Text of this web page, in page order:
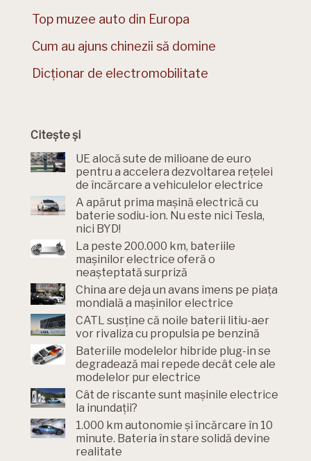
Top muzee auto din Europa
Cum au ajuns chinezii să domine
Dicționar de electromobilitate
Citește și
UE alocă sute de milioane de euro
pentru a accelera dezvoltarea rețelei
de încărcare a vehiculelor electrice
A apărut prima mașină electrică cu
baterie sodiu-ion. Nu este nici Tesla,
nici BYD!
La peste 200.000 km, bateriile
mașinilor electrice oferă o
neașteptată surpriză
China are deja un avans imens pe piața
mondială a mașinilor electrice
CATL susține că noile baterii litiu-aer
vor rivaliza cu propulsia pe benzină
Bateriile modelelor hibride plug-in se
degradează mai repede decât cele ale
modelelor pur electrice
Cât de riscante sunt mașinile electrice
la inundații?
1.000 km autonomie și încărcare în 10
minute. Bateria în stare solidă devine
realitate